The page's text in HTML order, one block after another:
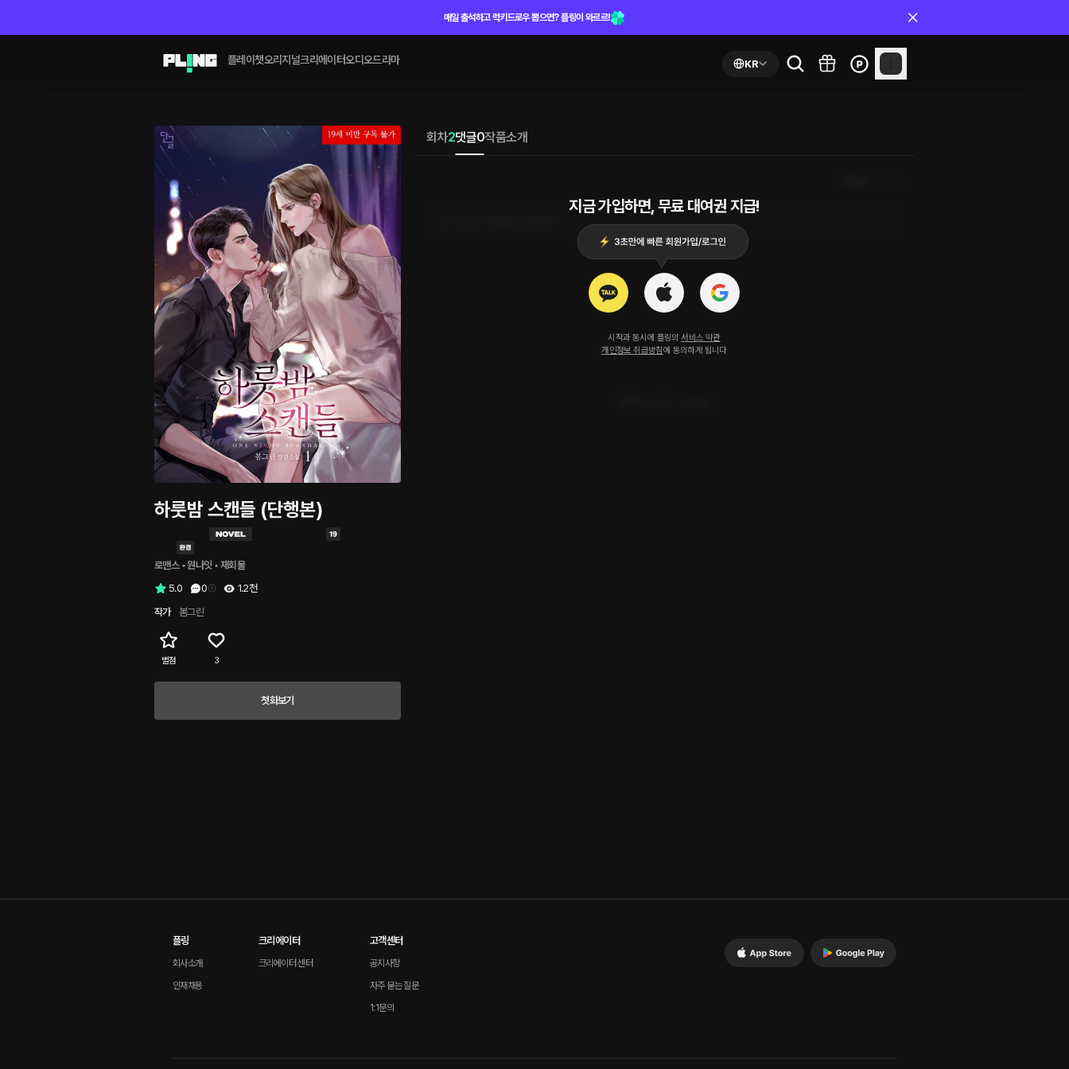
매일 출석하고 럭키드로우 뽑으면? 플링이 와르르!
플레이챗오리지널크리에이터오디오드라마 KR
하룻밤 스캔들 (단행본)
로맨스 • 원나잇 • 재회물
5.0
0
1.2천
작가
봄그린
별점 3
첫화보기
회차2댓글0작품소개
지금 가입하면, 무료 대여권 지급!
시작과 동시에 플링의 서비스 약관
개인정보 취급방침에 동의하게 됩니다
플링
회사소개
인재채용
크리에이터
크리에이터 센터
고객센터
공지사항
자주 묻는 질문
1:1문의